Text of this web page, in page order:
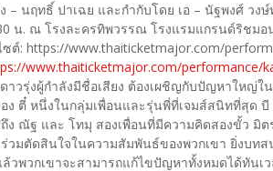
– นฤทธิ์ ปาเฉย และกำกับโดย เอ – นัฐพงศ์ ว
น. ณ โรงละครทิพวรรณ โรงแรมแกรนด์ริชมอ
ซต์: https://www.thaiticketmajor.com/
www.thaiticketmajor.com/performance/
ดาวรุ่งผู้กำลังมีชื่อเสียง ต้องเผชิญกับปัญหาให
ง ตี๋ หนึ่งในกลุ่มเพื่อนและรุ่นพี่ที่เจมส์สนิทที่สุด
ง ณัฐ และ โทมุ สองเพื่อนที่มีความคิดสองขั้ว มิ
มตัดสินใจในความสัมพันธ์ของพวกเขา ยิ่งบท
วพวกเขาจะสามารถแก้ไขปัญหาทั้งหมดได้ทันเ